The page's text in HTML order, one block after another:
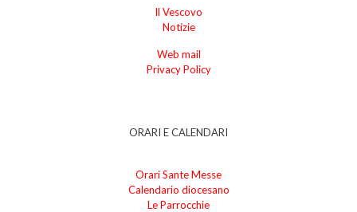
Il Vescovo
Notizie
Web mail
Privacy Policy
ORARI E CALENDARI
Orari Sante Messe
Calendario diocesano
Le Parrocchie